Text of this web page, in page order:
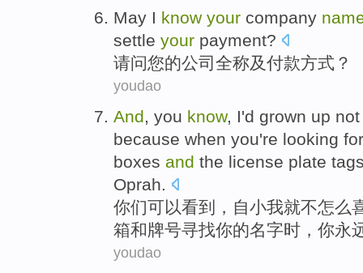
May I know your company
settle your payment?
请问您的公司 全称及付款方式 ？
youdao
And, you know, I'd grown up not
because when you're looking for
boxes and the license plate
Oprah.
你们可以看到 ， 自小我就不怎么
箱和牌号寻找你的名字时，你永
youdao